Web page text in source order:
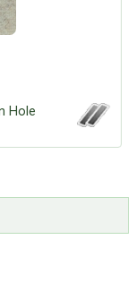
Hole